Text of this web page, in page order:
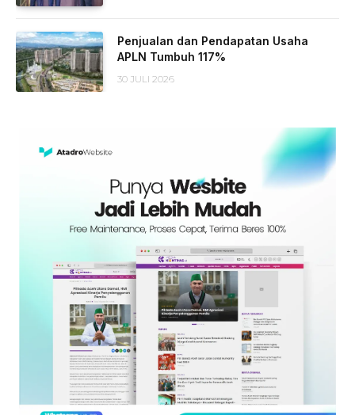
Penjualan dan Pendapatan Usaha
APLN Tumbuh 117%
30 JULI 2026